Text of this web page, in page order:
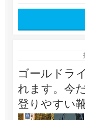
ゴールドラ
れます。今
登りやすい